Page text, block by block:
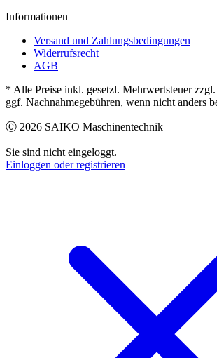
Informationen
Versand und Zahlungsbedingungen
Widerrufsrecht
AGB
* Alle Preise inkl. gesetzl. Mehrwertsteuer
ggf. Nachnahmegebühren, wenn nicht anders
Ⓒ 2026 SAIKO Maschinentechnik
Sie sind nicht eingeloggt.
Einloggen oder registrieren